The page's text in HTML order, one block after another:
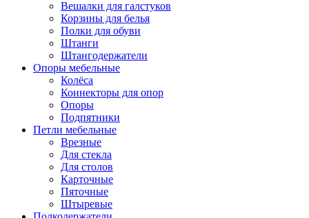
Вешалки для галстуков
Корзины для белья
Полки для обуви
Штанги
Штангодержатели
Опоры мебельные
Колёса
Коннекторы для опор
Опоры
Подпятники
Петли мебельные
Врезные
Для стекла
Для столов
Карточные
Пяточные
Штыревые